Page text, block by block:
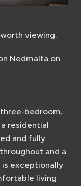
viewing.
Nedmalta on
three-bedroom,
residential
and fully
and a
exceptionally
living